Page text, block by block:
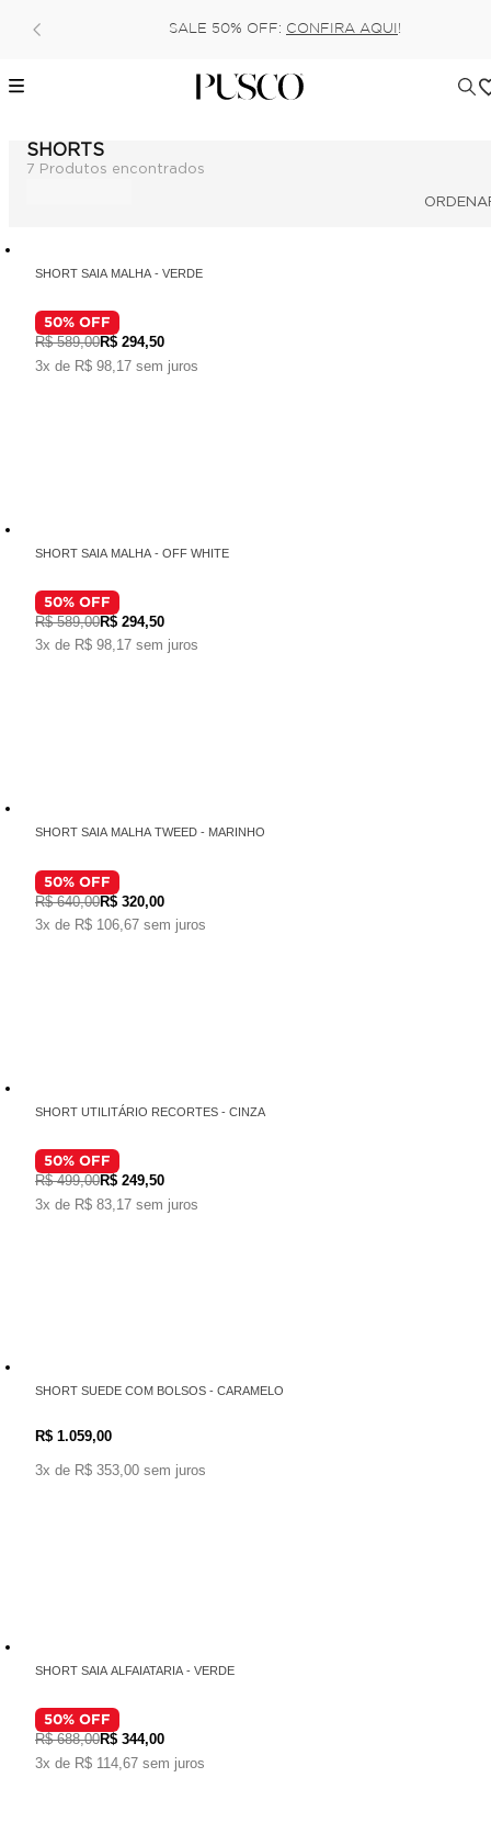
Pague no pix com 5% de desconto, ou parcele
6x (parcela mínima de 100 reais)
SHORTS
7 Produtos encontrados
SHORT SAIA MALHA - VERDE
R$ 589,00R$ 294,50
50% OFF
3x de R$ 98,17 sem juros
SHORT SAIA MALHA - OFF WHITE
R$ 589,00R$ 294,50
50% OFF
3x de R$ 98,17 sem juros
SHORT SAIA MALHA TWEED - MARINHO
R$ 640,00R$ 320,00
50% OFF
3x de R$ 106,67 sem juros
SHORT UTILITÁRIO RECORTES - CINZA
R$ 499,00R$ 249,50
50% OFF
3x de R$ 83,17 sem juros
SHORT SUEDE COM BOLSOS - CARAMELO
R$ 1.059,00
3x de R$ 353,00 sem juros
SHORT SAIA ALFAIATARIA - VERDE
R$ 688,00R$ 344,00
50% OFF
3x de R$ 114,67 sem juros